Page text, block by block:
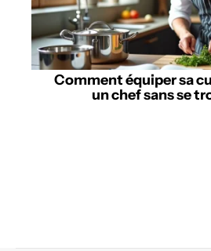
Comment équiper sa
un chef sans se